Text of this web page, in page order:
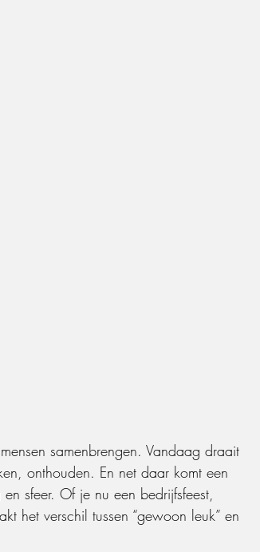
samenbrengen. Vandaag draait
onthouden. En net daar komt een
sfeer. Of je nu een bedrijfsfeest,
het verschil tussen “gewoon leuk” en